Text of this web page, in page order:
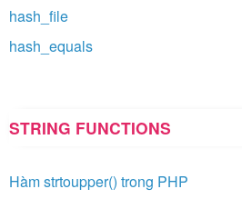
hash_file
hash_equals
STRING FUNCTIONS
Hàm strtoupper() trong PHP